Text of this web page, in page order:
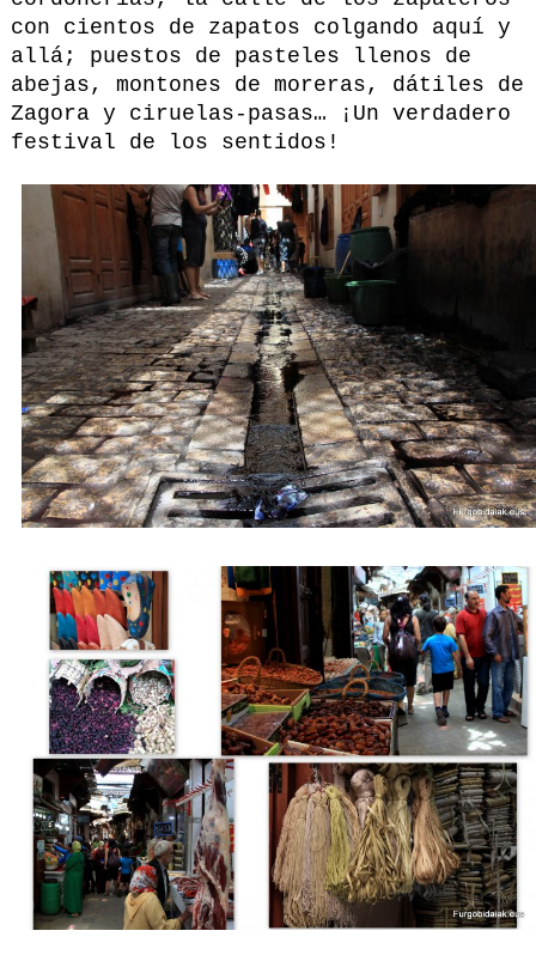
con cientos de zapatos colgando aquí y
allá; puestos de pasteles llenos de
abejas, montones de moreras, dátiles de
Zagora y ciruelas-pasas… ¡Un verdadero
festival de los sentidos!